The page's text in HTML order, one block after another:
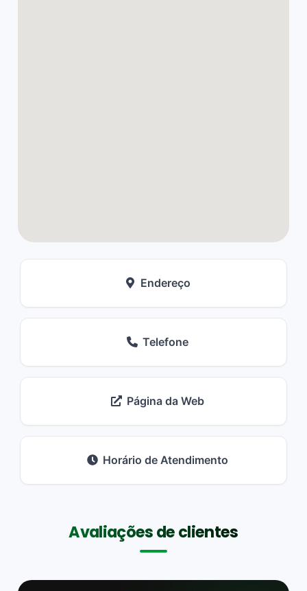
Endereço
Telefone
Página da Web
Horário de Atendimento
Avaliações de clientes